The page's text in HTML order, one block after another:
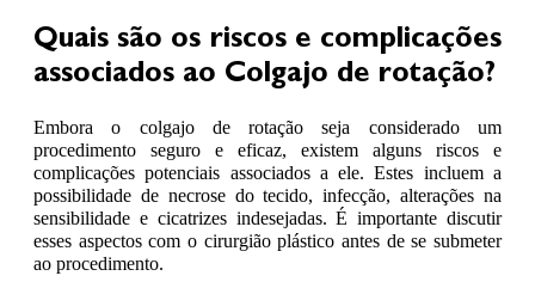
Quais são os riscos e complicações
associados ao Colgajo de rotação?
Embora o colgajo de rotação seja considerado um
procedimento seguro e eficaz, existem alguns riscos e
complicações potenciais associados a ele. Estes incluem a
possibilidade de necrose do tecido, infecção, alterações na
sensibilidade e cicatrizes indesejadas. É importante discutir
esses aspectos com o cirurgião plástico antes de se submeter
ao procedimento.